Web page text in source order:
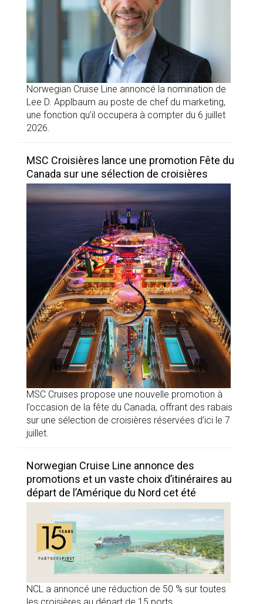
Norwegian Cruise Line annoncé la nomination de
Lee D. Applbaum au poste de chef du marketing,
une fonction qu’il occupera à compter du 6 juillet
2026.
MSC Croisières lance une promotion Fête du
Canada sur une sélection de croisières
MSC Cruises propose une nouvelle promotion à
l’occasion de la fête du Canada, offrant des rabais
sur une sélection de croisières réservées d’ici le 7
juillet.
Norwegian Cruise Line annonce des
promotions et un vaste choix d’itinéraires au
départ de l’Amérique du Nord cet été
NCL a annoncé une réduction de 50 % sur toutes